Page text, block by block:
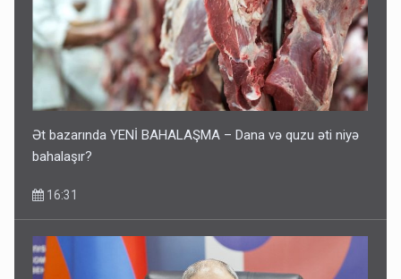
Ət bazarında YENİ BAHALAŞMA – Dana və quzu əti niyə
bahalaşır?
16:31